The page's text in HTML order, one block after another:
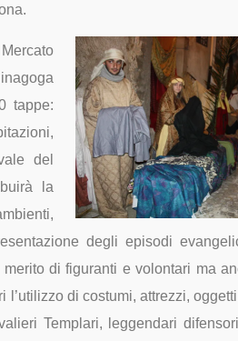
tappe:
del
la
degli episodi
di figuranti e volontari ma
di costumi, attrezzi,
Templari, leggendari